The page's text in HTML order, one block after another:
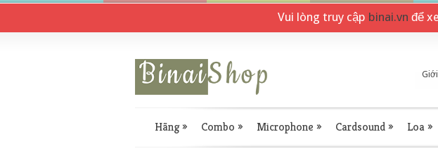
Vui lòng truy cập binai.vn để
Hãng» Combo » Microphone » Cardsound» Loa»